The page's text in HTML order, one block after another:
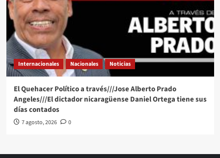
Internacionales Nacionales Noticias
El Quehacer Político a través///Jose Alberto Prado
Angeles///El dictador nicaragüense Daniel Ortega tiene sus
días contados
7 agosto, 2026 0